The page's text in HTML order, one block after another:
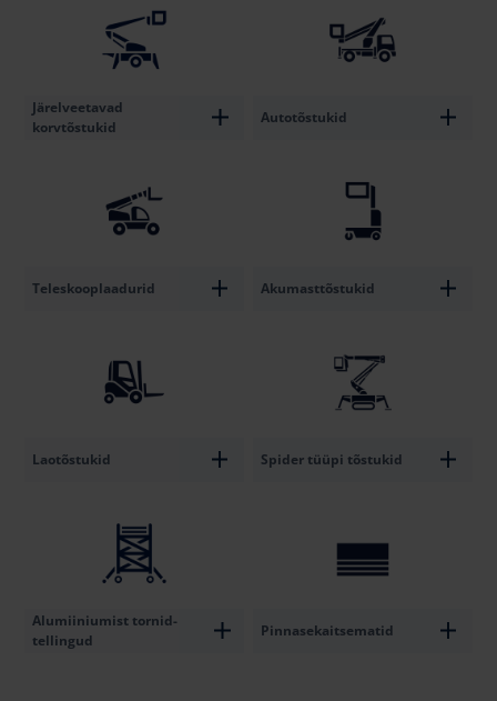
Järelveetavad
korvtõstukid
Autotõstukid
Teleskooplaadurid Akumasttõstukid
Laotõstukid Spider tüüpi tõstukid
Alumiiniumist tornid-
tellingud
Pinnasekaitsematid